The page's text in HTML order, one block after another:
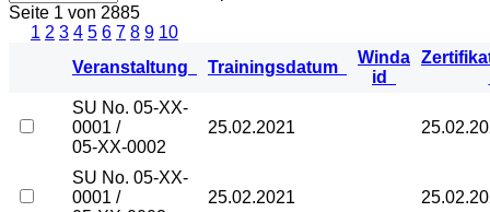
Seite 1 von 2885
1 2 3 4 5 6 7 8 9 10
Veranstaltung
Trainingsdatum
Winda
id
SU No. 05-XX-
0001 /
05-XX-0002
25.02.2021
SU No. 05-XX-
0001 /
25.02.2021